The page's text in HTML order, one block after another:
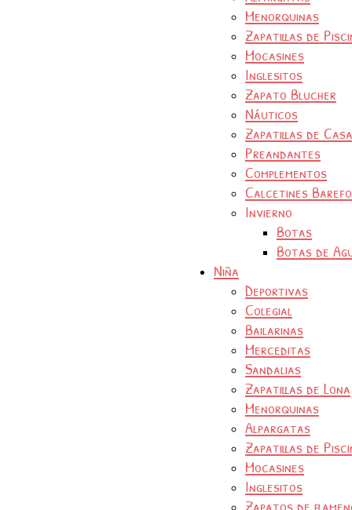
Menorquinas
Zapatillas de
Mocasines
Inglesitos
Zapato Blucher
Náuticos
Zapatillas de Casa
Preandantes
Complementos
Calcetines
Invierno
Botas
Botas de
Niña
Deportivas
Colegial
Bailarinas
Merceditas
Sandalias
Zapatillas de Lona
Menorquinas
Alpargatas
Zapatillas de
Mocasines
Inglesitos